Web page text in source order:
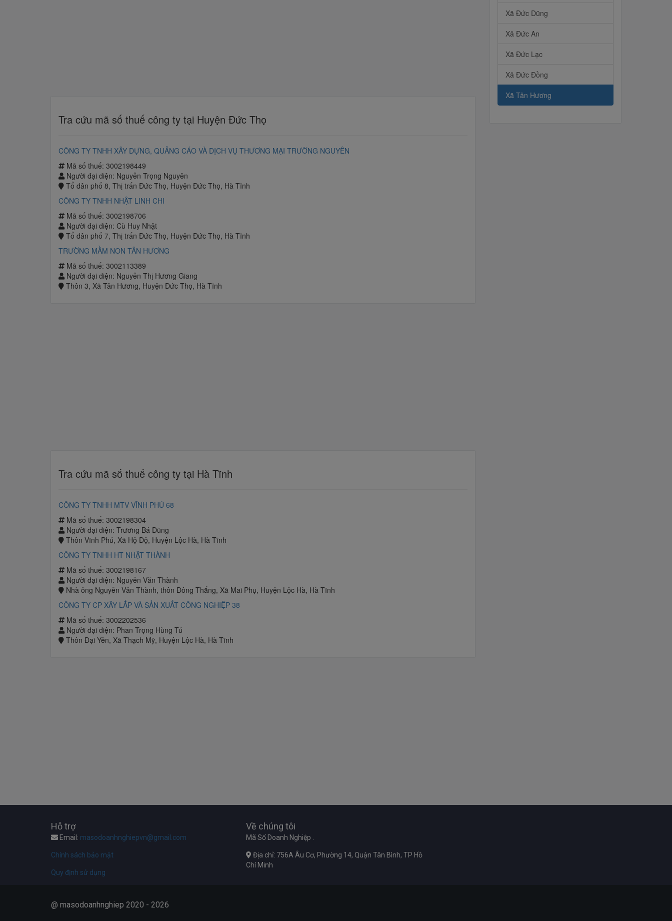
Tra cứu mã số thuế công ty tại Huyện Đức Thọ
CÔNG TY TNHH XÂY DỰNG, QUẢNG CÁO VÀ DỊCH VỤ THƯƠNG MẠI TRƯỜNG NGUYÊN
Mã số thuế: 3002198449
Người đại diện: Nguyễn Trọng Nguyên
Tổ dân phố 8, Thị trấn Đức Thọ, Huyện Đức Thọ, Hà Tĩnh
CÔNG TY TNHH NHẬT LINH CHI
Mã số thuế: 3002198706
Người đại diện: Cù Huy Nhật
Tổ dân phố 7, Thị trấn Đức Thọ, Huyện Đức Thọ, Hà Tĩnh
TRƯỜNG MẦM NON TÂN HƯƠNG
Mã số thuế: 3002113389
Người đại diện: Nguyễn Thị Hương Giang
Thôn 3, Xã Tân Hương, Huyện Đức Thọ, Hà Tĩnh
Tra cứu mã số thuế công ty tại Hà Tĩnh
CÔNG TY TNHH MTV VĨNH PHÚ 68
Mã số thuế: 3002198304
Người đại diện: Trương Bá Dũng
Thôn Vĩnh Phú, Xã Hộ Độ, Huyện Lộc Hà, Hà Tĩnh
CÔNG TY TNHH HT NHẬT THÀNH
Mã số thuế: 3002198167
Người đại diện: Nguyễn Văn Thành
Nhà ông Nguyễn Văn Thành, thôn Đông Thắng, Xã Mai Phụ, Huyện Lộc Hà, Hà Tĩnh
CÔNG TY CP XÂY LẮP VÀ SẢN XUẤT CÔNG NGHIỆP 38
Mã số thuế: 3002202536
Người đại diện: Phan Trọng Hùng Tú
Thôn Đại Yên, Xã Thạch Mỹ, Huyện Lộc Hà, Hà Tĩnh
Xã Đức Dũng
Xã Đức An
Xã Đức Lạc
Xã Đức Đồng
Xã Tân Hương
Hỗ trợ
Email: masodoanhnghiepvn@gmail.com
Chính sách bảo mật
Quy định sử dụng
Về chúng tôi
Mã Số Doanh Nghiệp .
Địa chỉ: 756A Âu Cơ, Phường 14, Quận Tân Bình, TP Hồ
Chí Minh
@ masodoanhnghiep 2020 - 2026